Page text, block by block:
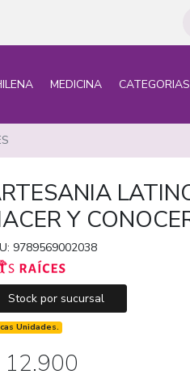
MEDICINA CATEGORIAS
Y
9789569002038
Stock por sucursal
Unidades.